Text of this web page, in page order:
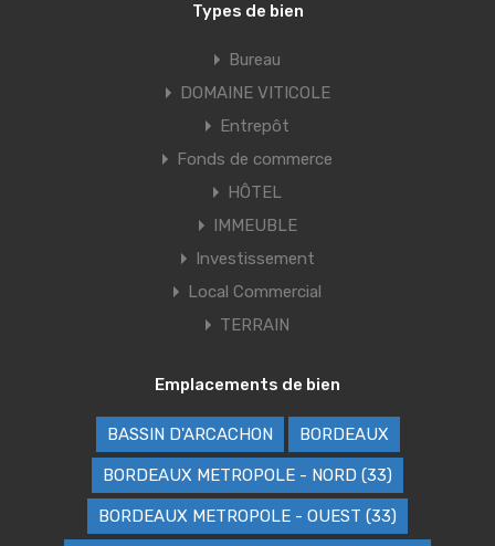
Types de bien
Bureau
DOMAINE VITICOLE
Entrepôt
Fonds de commerce
HÔTEL
IMMEUBLE
Investissement
Local Commercial
TERRAIN
Emplacements de bien
BASSIN D'ARCACHON BORDEAUX
BORDEAUX METROPOLE - NORD (33)
BORDEAUX METROPOLE - OUEST (33)